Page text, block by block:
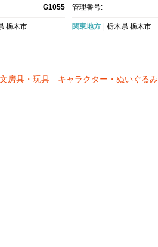
G1055
栃木市
管理番号:
関東地方 栃木県 栃木市
文房具・玩具 キャラクター・ぬいぐるみ